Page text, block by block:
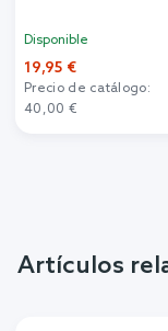
Disponible
19,95 €
Precio de catálogo:
40,00 €
Artículos